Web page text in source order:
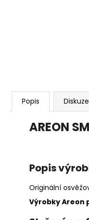
Popis Diskuze
AREON
Popis
Originální
Výrobky Areon